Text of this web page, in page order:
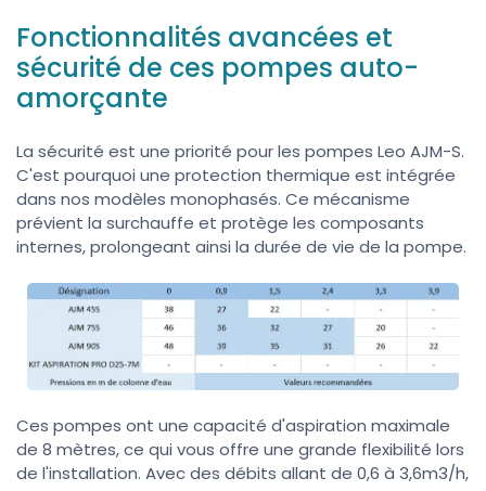
Fonctionnalités avancées et
sécurité de ces pompes auto-
amorçante
La sécurité est une priorité pour les pompes Leo AJM-S.
C'est pourquoi une protection thermique est intégrée
dans nos modèles monophasés. Ce mécanisme
prévient la surchauffe et protège les composants
internes, prolongeant ainsi la durée de vie de la pompe.
Ces pompes ont une capacité d'aspiration maximale
de 8 mètres, ce qui vous offre une grande flexibilité lors
de l'installation. Avec des débits allant de 0,6 à 3,6m3/h,